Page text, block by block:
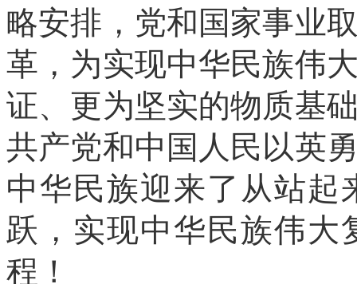
略安排，党和国家事业
革，为实现中华民族伟
证、更为坚实的物质基
共产党和中国人民以英
中华民族迎来了从站起
跃，实现中华民族伟大
程！